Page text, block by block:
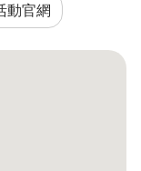
動官網